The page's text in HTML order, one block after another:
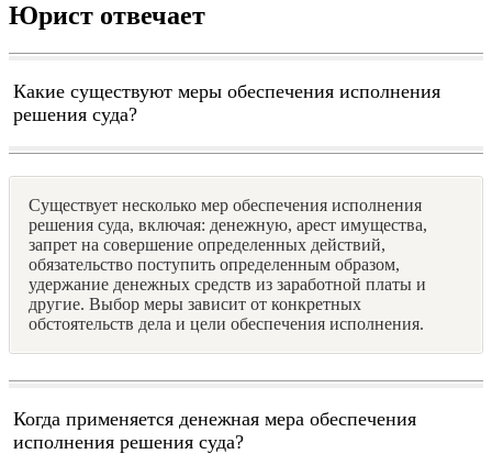
Юрист отвечает
Какие существуют меры обеспечения исполнения
решения суда?
Существует несколько мер обеспечения исполнения
решения суда, включая: денежную, арест имущества,
запрет на совершение определенных действий,
обязательство поступить определенным образом,
удержание денежных средств из заработной платы и
другие. Выбор меры зависит от конкретных
обстоятельств дела и цели обеспечения исполнения.
Когда применяется денежная мера обеспечения
исполнения решения суда?